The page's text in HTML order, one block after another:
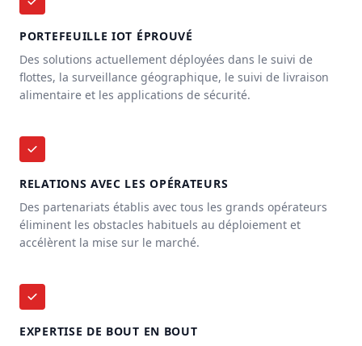
PORTEFEUILLE IOT ÉPROUVÉ
Des solutions actuellement déployées dans le suivi de
flottes, la surveillance géographique, le suivi de livraison
alimentaire et les applications de sécurité.
RELATIONS AVEC LES OPÉRATEURS
Des partenariats établis avec tous les grands opérateurs
éliminent les obstacles habituels au déploiement et
accélèrent la mise sur le marché.
EXPERTISE DE BOUT EN BOUT